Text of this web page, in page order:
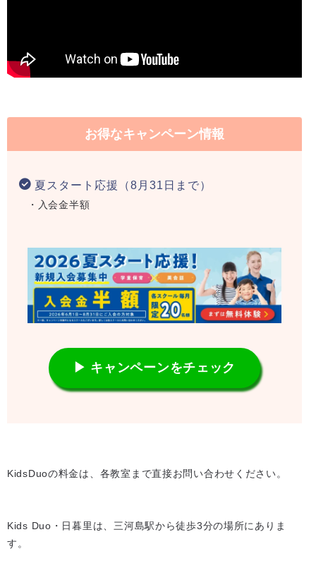
お得なキャンペーン情報
夏スタート応援（8月31日まで）
・入会金半額
▶ キャンペーンをチェック
KidsDuoの料金は、各教室まで直接お問い合わせください。
Kids Duo・日暮里は、三河島駅から徒歩3分の場所にありま
す。